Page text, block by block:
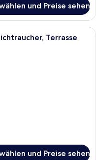
und Preise sehen
mit zwei Betten,
Terrasse
und Preise sehen